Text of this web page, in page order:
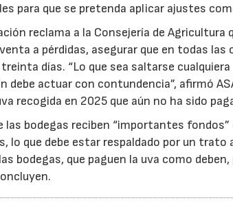
para que se pretenda aplicar ajustes
reclama a la Consejería de Agricultura
a pérdidas, asegurar que en todas
treinta días. “Lo que sea saltarse
debe actuar con contundencia”, afirmó
recogida en 2025 que aún no ha sido
las bodegas reciben “importantes
lo que debe estar respaldado por un
bodegas, que paguen la uva como